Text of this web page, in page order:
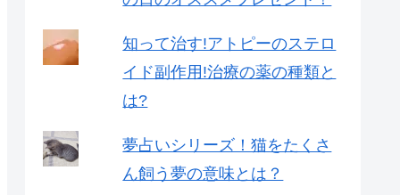
知って治す!アトピーのステロ
イド副作用!治療の薬の種類と
は?
夢占いシリーズ！猫をたくさ
ん飼う夢の意味とは？